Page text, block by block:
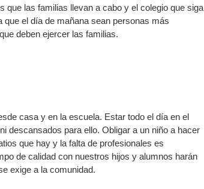
que las familias llevan a cabo y el colegio que siga
el día de mañana sean personas más
deben ejercer las familias.
casa y en la escuela. Estar todo el día en el
descansados para ello. Obligar a un niño a hacer
que hay y la falta de profesionales es
de calidad con nuestros hijos y alumnos harán
exige a la comunidad.